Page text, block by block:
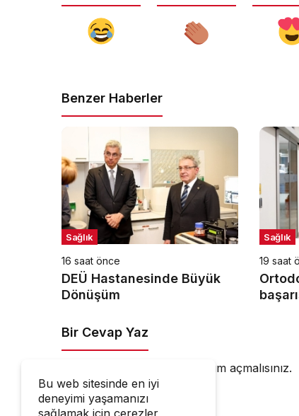
Benzer Haberler
Sağlık
16 saat önce
DEÜ Hastanesinde Büyük
Dönüşüm
Sağlık
19 saat
Bir Cevap Yaz
oturum açmalısınız.
Bu web sitesinde en iyi
deneyimi yaşamanızı
sağlamak için çerezler